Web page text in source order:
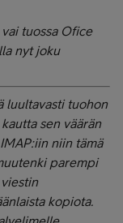
tuossa Ofice
nyt joku
luultavasti tuohon
sen väärän
niin tämä
parempi
kopiota.